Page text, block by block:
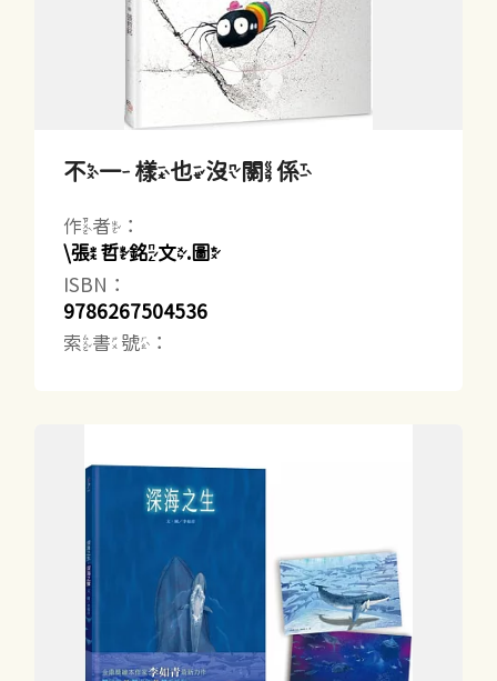
不一樣也沒關係
作者：
\張哲銘文.圖
ISBN：
9786267504536
索書號：